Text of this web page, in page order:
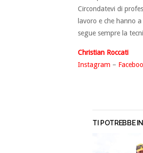
Circondatevi di
lavoro e che hanno
segue sempre la
Christian Roccati
Instagram –
TI POTREBBE